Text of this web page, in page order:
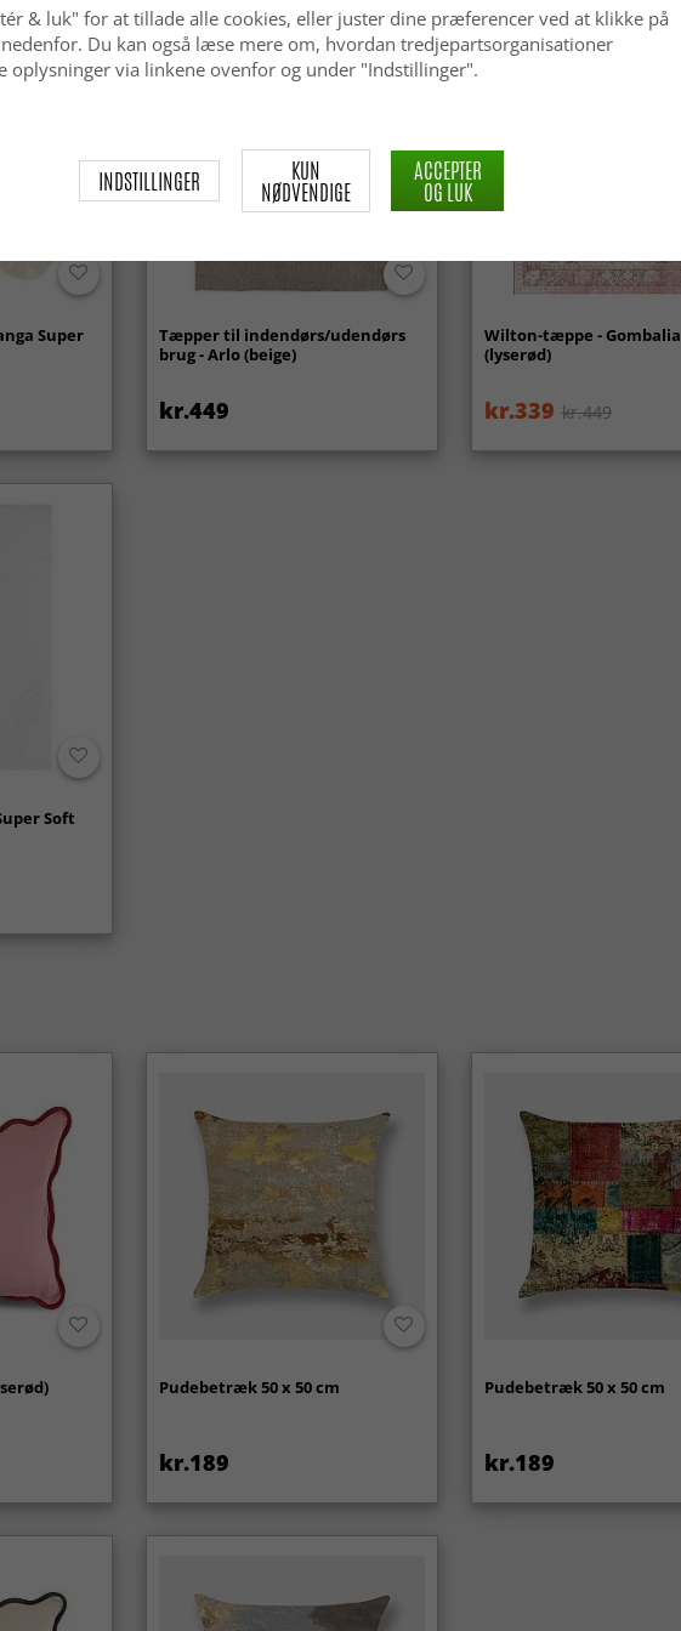
Super
Tæpper til indendørs/udendørs
brug - Arlo (beige)
kr.449
Wilton-tæppe - Gombalia
(lyserød)
kr.339 kr.449
Soft
Pudebetræk 50 x 50 cm
kr.189
Pudebetræk 50 x 50 cm
kr.189
& luk" for at tillade alle cookies, eller juster dine præferencer ved at klikke på
Du kan også læse mere om, hvordan tredjepartsorganisationer
oplysninger via linkene ovenfor og under "Indstillinger".
INDSTILLINGER KUN
NØDVENDIGE
ACCEPTER
OG LUK